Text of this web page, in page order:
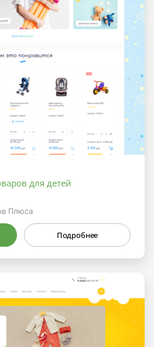
для детей
Плюса
Подробнее